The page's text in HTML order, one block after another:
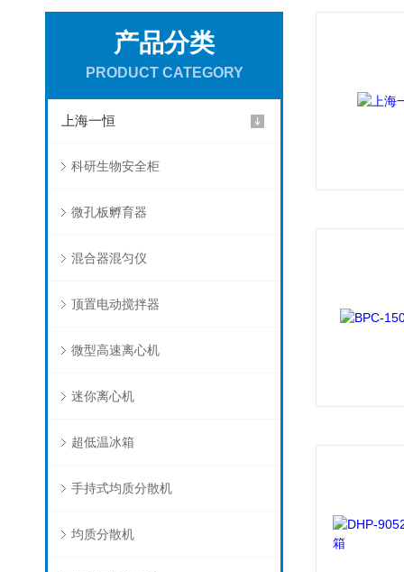
产品分类
PRODUCT CATEGORY
上海一恒
科研生物安全柜
微孔板孵育器
混合器混匀仪
顶置电动搅拌器
微型高速离心机
迷你离心机
超低温冰箱
手持式均质分散机
均质分散机